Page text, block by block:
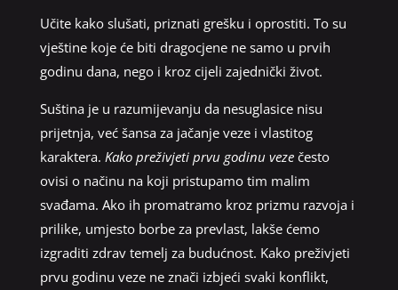
Učite kako slušati, priznati grešku i oprostiti. To su
vještine koje će biti dragocjene ne samo u prvih
godinu dana, nego i kroz cijeli zajednički život.
Suština je u razumijevanju da nesuglasice nisu
prijetnja, već šansa za jačanje veze i vlastitog
karaktera. Kako preživjeti prvu godinu vezečesto
ovisi o načinu na koji pristupamo tim malim
svađama. Ako ih promatramo kroz prizmu razvoja i
prilike, umjesto borbe za prevlast, lakše ćemo
izgraditi zdrav temelj za budućnost. Kako preživjeti
prvu godinu veze ne znači izbjeći svaki konflikt,